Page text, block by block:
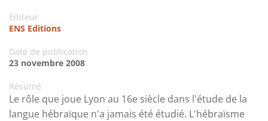
Editeur
ENS Editions
Date de publication
23 novembre 2008
Résumé
Le rôle que joue Lyon au 16e siècle dans l'étude de la
langue hébraïque n'a jamais été étudié. L'hébraïsme